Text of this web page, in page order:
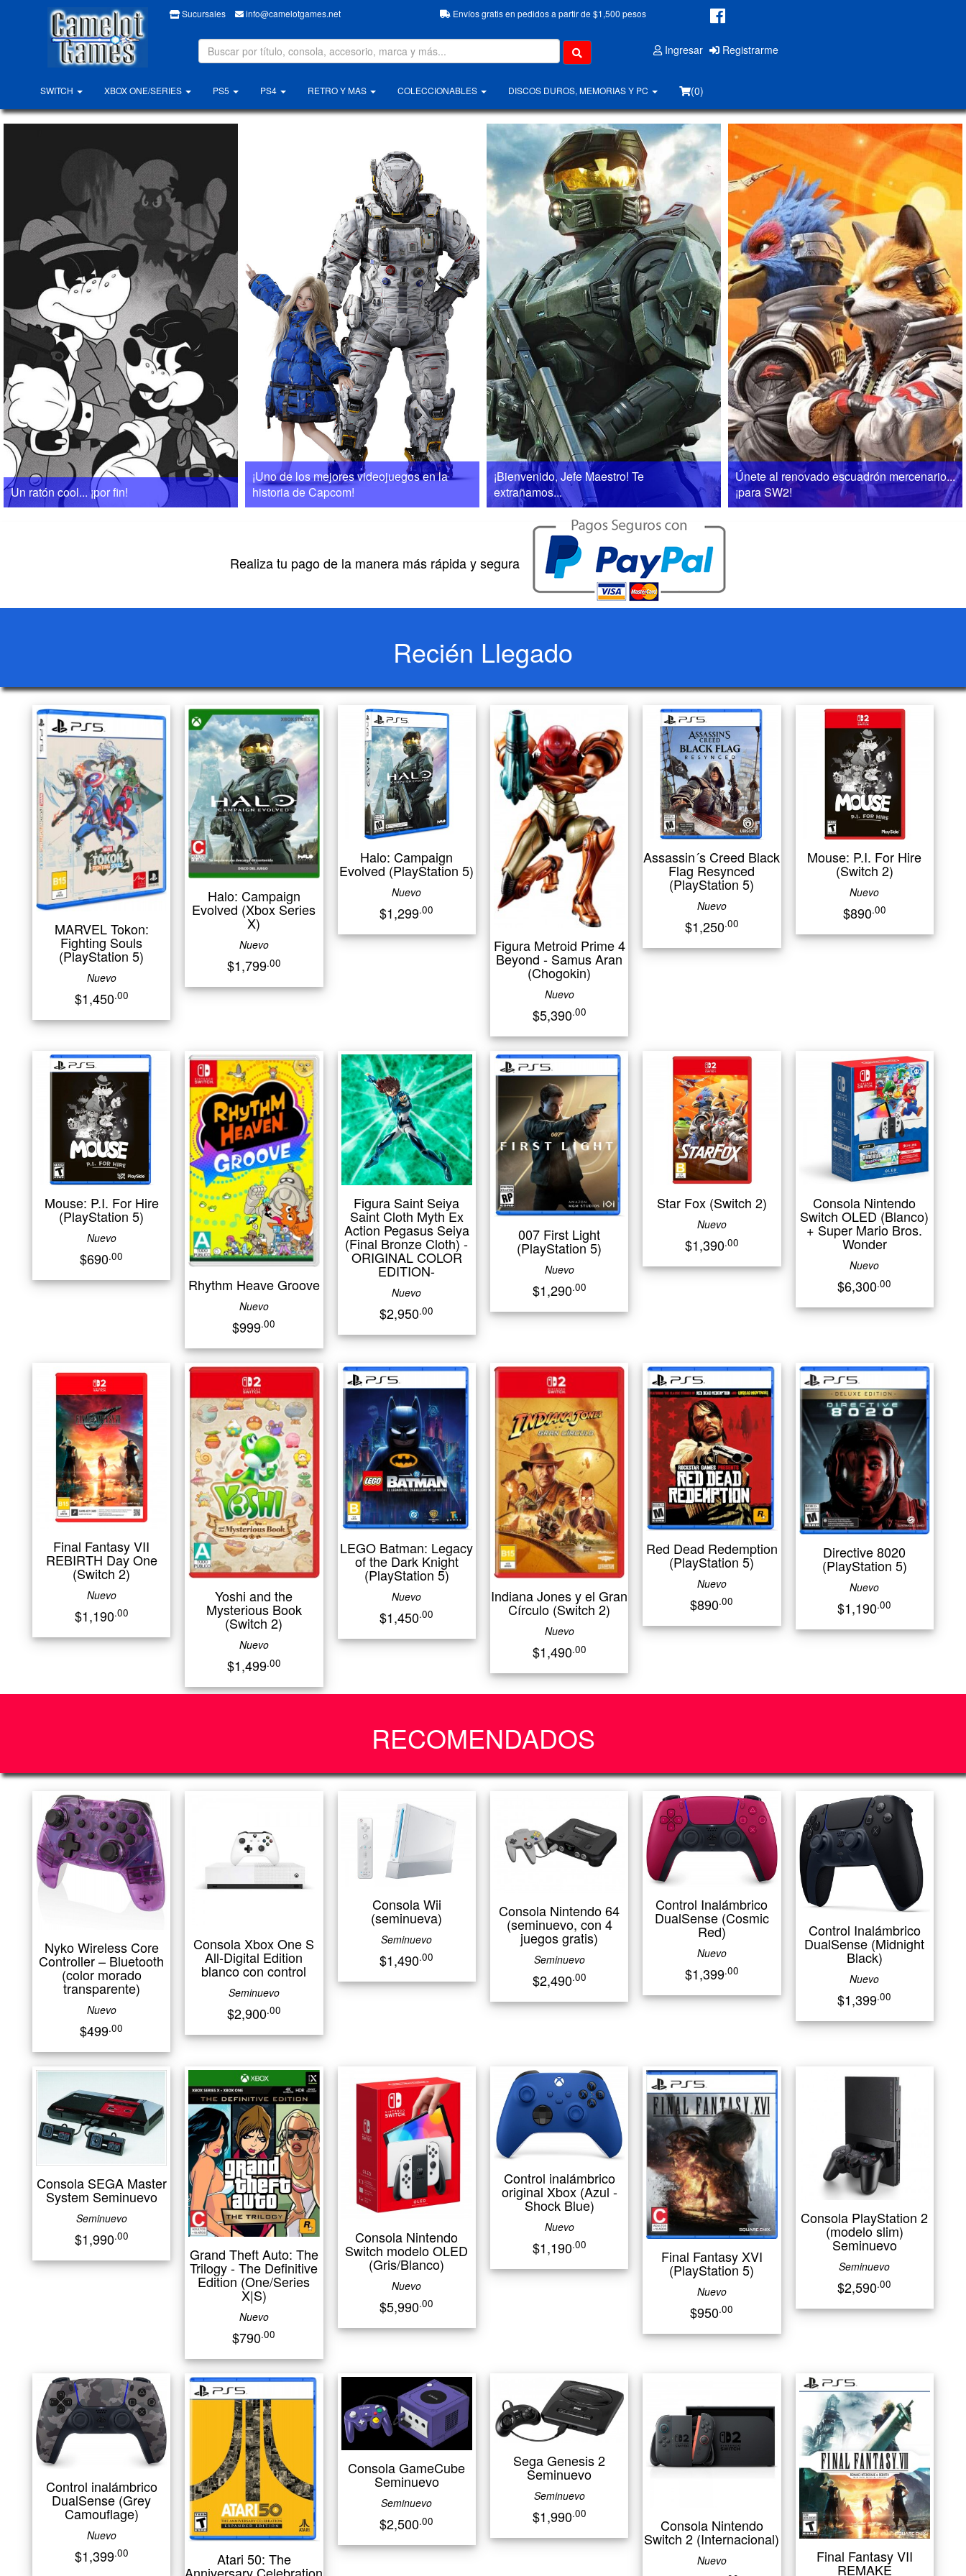
Sucursales info@camelotgames.net Envíos gratis en pedidos a partir de $1,500 pesos
Ingresar Registrarme
SWITCH XBOX ONE/SERIES PS5 PS4 RETRO Y MAS COLECCIONABLES DISCOS DUROS, MEMORIAS Y PC (0)
Un ratón cool... ¡por fin!
¡Uno de los mejores videojuegos en la
historia de Capcom!
¡Bienvenido, Jefe Maestro! Te
extrañamos...
Únete al renovado escuadrón mercenario...
¡para SW2!
Realiza tu pago de la manera más rápida y segura
Recién Llegado
MARVEL Tokon:
Fighting Souls
(PlayStation 5)
Nuevo
$1,450.00
Halo: Campaign
Evolved (Xbox Series
X)
Nuevo
$1,799.00
Halo: Campaign
Evolved (PlayStation 5)
Nuevo
$1,299.00
Figura Metroid Prime 4
Beyond - Samus Aran
(Chogokin)
Nuevo
$5,390.00
Assassin´s Creed Black
Flag Resynced
(PlayStation 5)
Nuevo
$1,250.00
Mouse: P.I. For Hire
(Switch 2)
Nuevo
$890.00
Mouse: P.I. For Hire
(PlayStation 5)
Nuevo
$690.00
Rhythm Heave Groove
Nuevo
$999.00
Figura Saint Seiya
Saint Cloth Myth Ex
Action Pegasus Seiya
(Final Bronze Cloth) -
ORIGINAL COLOR
EDITION-
Nuevo
$2,950.00
007 First Light
(PlayStation 5)
Nuevo
$1,290.00
Star Fox (Switch 2)
Nuevo
$1,390.00
Consola Nintendo
Switch OLED (Blanco)
+ Super Mario Bros.
Wonder
Nuevo
$6,300.00
Final Fantasy VII
REBIRTH Day One
(Switch 2)
Nuevo
$1,190.00
Yoshi and the
Mysterious Book
(Switch 2)
Nuevo
$1,499.00
LEGO Batman: Legacy
of the Dark Knight
(PlayStation 5)
Nuevo
$1,450.00
Indiana Jones y el Gran
Círculo (Switch 2)
Nuevo
$1,490.00
Red Dead Redemption
(PlayStation 5)
Nuevo
$890.00
Directive 8020
(PlayStation 5)
Nuevo
$1,190.00
RECOMENDADOS
Nyko Wireless Core
Controller – Bluetooth
(color morado
transparente)
Nuevo
$499.00
Consola Xbox One S
All-Digital Edition
blanco con control
Seminuevo
$2,900.00
Consola Wii
(seminueva)
Seminuevo
$1,490.00
Consola Nintendo 64
(seminuevo, con 4
juegos gratis)
Seminuevo
$2,490.00
Control Inalámbrico
DualSense (Cosmic
Red)
Nuevo
$1,399.00
Control Inalámbrico
DualSense (Midnight
Black)
Nuevo
$1,399.00
Consola SEGA Master
System Seminuevo
Seminuevo
$1,990.00
Grand Theft Auto: The
Trilogy - The Definitive
Edition (One/Series
X|S)
Nuevo
$790.00
Consola Nintendo
Switch modelo OLED
(Gris/Blanco)
Nuevo
$5,990.00
Control inalámbrico
original Xbox (Azul -
Shock Blue)
Nuevo
$1,190.00
Final Fantasy XVI
(PlayStation 5)
Nuevo
$950.00
Consola PlayStation 2
(modelo slim)
Seminuevo
Seminuevo
$2,590.00
Control inalámbrico
DualSense (Grey
Camouflage)
Nuevo
$1,399.00 Atari 50: The
Consola GameCube
Seminuevo
Seminuevo
$2,500.00
Sega Genesis 2
Seminuevo
Seminuevo
$1,990.00
Consola Nintendo
Switch 2 (Internacional)
Nuevo Final Fantasy VII
REMAKE